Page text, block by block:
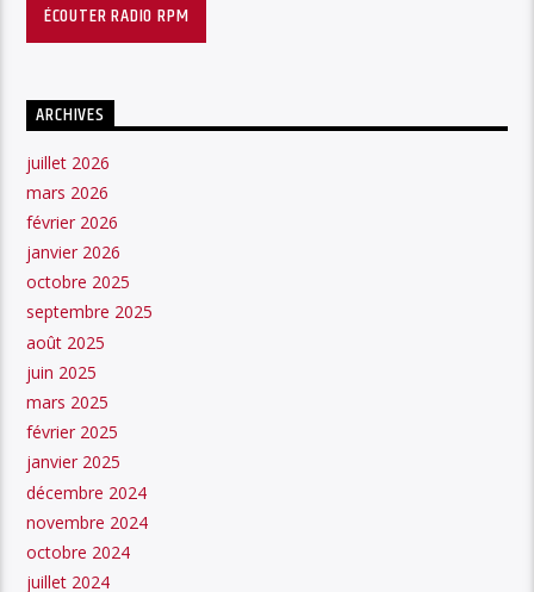
ÉCOUTER RADIO RPM
ARCHIVES
juillet 2026
mars 2026
février 2026
janvier 2026
octobre 2025
septembre 2025
août 2025
juin 2025
mars 2025
février 2025
janvier 2025
décembre 2024
novembre 2024
octobre 2024
juillet 2024